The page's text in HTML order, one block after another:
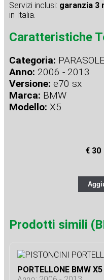
Servizi inclusi: garanzia 3
in Italia.
Caratteristiche
Categoria:
Anno: 2006 - 2013
Versione: e70 sx
Marca: BMW
Modello: X5
€ 30
Prodotti simili
PORTELLONE BMW X5